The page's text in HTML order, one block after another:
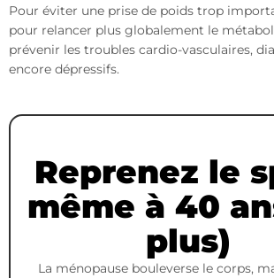
Pour éviter une prise de poids trop
pour relancer plus globalement le
prévenir les troubles cardio-vasculaires,
encore dépressifs.
Reprenez le
même à 40
plus)
La ménopause bouleverse le corps,